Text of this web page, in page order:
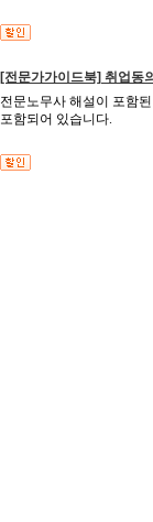
[전문가가이드북] 취업동
전문노무사 해설이 포함
포함되어 있습니다.